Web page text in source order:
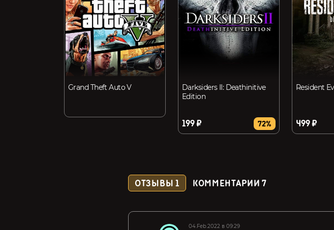
Grand Theft Auto V
Darksiders II: Deathinitive
Edition
199 ₽ 72%
Resident
499 ₽
ОТЗЫВЫ1 КОММЕНТАРИИ7
04.Feb.2022 в 09:29